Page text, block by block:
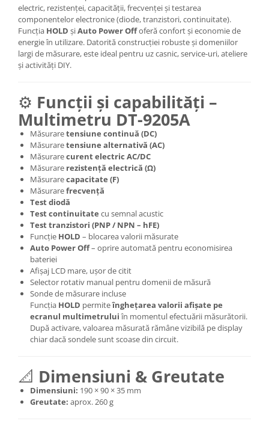
Produse grele si voluminoase
Promotii
electric, rezistenței, capacității, frecvenței și testarea
componentelor electronice (diode, tranzistori, continuitate).
Funcția HOLD șiAuto Power Offoferă confort și economie de
energie în utilizare. Datorită construcției robuste și domeniilor
largi de măsurare, este ideal pentru uz casnic, service-uri, ateliere
și activități DIY.
⚙️ Funcții și capabilități –
Multimetru DT-9205A
Măsuraretensiune continuă (DC)
Măsuraretensiune alternativă (AC)
Măsurarecurent electric AC/DC
Măsurare rezistență electrică (Ω)
Măsurarecapacitate (F)
Măsurarefrecvență
Test diodă
Test continuitate cu semnal acustic
Test tranzistori (PNP / NPN – hFE)
Funcție HOLD – blocarea valorii măsurate
Auto Power Off– oprire automată pentru economisirea
bateriei
Afișaj LCD mare, ușor de citit
Selector rotativ manual pentru domenii de măsură
Sonde de măsurare incluse
Funcția HOLD permiteînghețarea valorii afișate pe
ecranul multimetruluiîn momentul efectuării măsurătorii.
După activare, valoarea măsurată rămâne vizibilă pe display
chiar dacă sondele sunt scoase din circuit.
📐 Dimensiuni & Greutate
Dimensiuni: 190 × 90 × 35 mm
Greutate: aprox. 260 g